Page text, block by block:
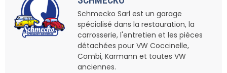
Schmecko Sarl est un garage
spécialisé dans la restauration, la
carrosserie, l'entretien et les pièces
détachées pour VW Coccinelle,
Combi, Karmann et toutes VW
anciennes.